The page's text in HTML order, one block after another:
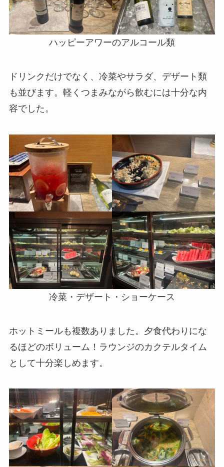
ハッピーアワーのアルコール類
ドリンクだけでなく、冷菜やサラダ、デザート類
も並びます。軽くつまみながら飲むには十分な内
容でした。
冷菜・デザート・ショーケース
ホットミールも複数ありました。夕食代わりにな
るほどのボリューム！ラウンジのカクテルタイム
として十分楽しめます。